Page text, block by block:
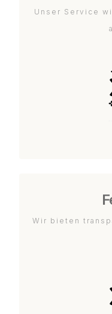
Unser Service
Wir bieten